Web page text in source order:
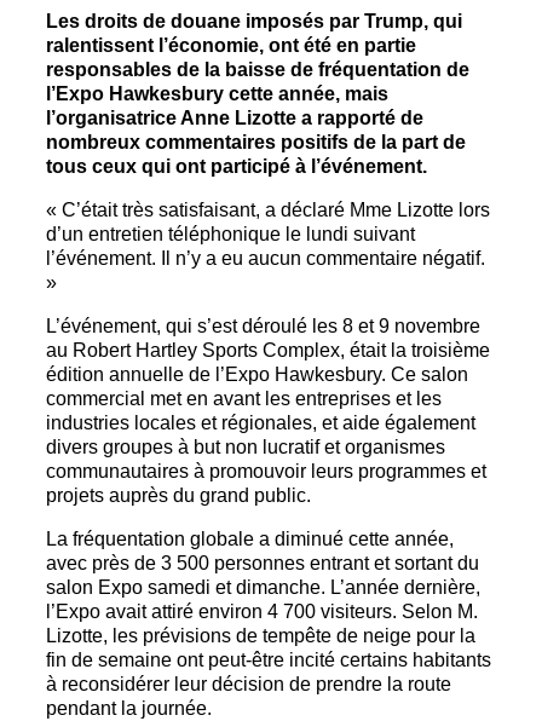
Les droits de douane imposés par Trump, qui
ralentissent l’économie, ont été en partie
responsables de la baisse de fréquentation de
l’Expo Hawkesbury cette année, mais
l’organisatrice Anne Lizotte a rapporté de
nombreux commentaires positifs de la part de
tous ceux qui ont participé à l’événement.
« C’était très satisfaisant, a déclaré Mme Lizotte lors
d’un entretien téléphonique le lundi suivant
l’événement. Il n’y a eu aucun commentaire négatif.
»
L’événement, qui s’est déroulé les 8 et 9 novembre
au Robert Hartley Sports Complex, était la troisième
édition annuelle de l’Expo Hawkesbury. Ce salon
commercial met en avant les entreprises et les
industries locales et régionales, et aide également
divers groupes à but non lucratif et organismes
communautaires à promouvoir leurs programmes et
projets auprès du grand public.
La fréquentation globale a diminué cette année,
avec près de 3 500 personnes entrant et sortant du
salon Expo samedi et dimanche. L’année dernière,
l’Expo avait attiré environ 4 700 visiteurs. Selon M.
Lizotte, les prévisions de tempête de neige pour la
fin de semaine ont peut-être incité certains habitants
à reconsidérer leur décision de prendre la route
pendant la journée.